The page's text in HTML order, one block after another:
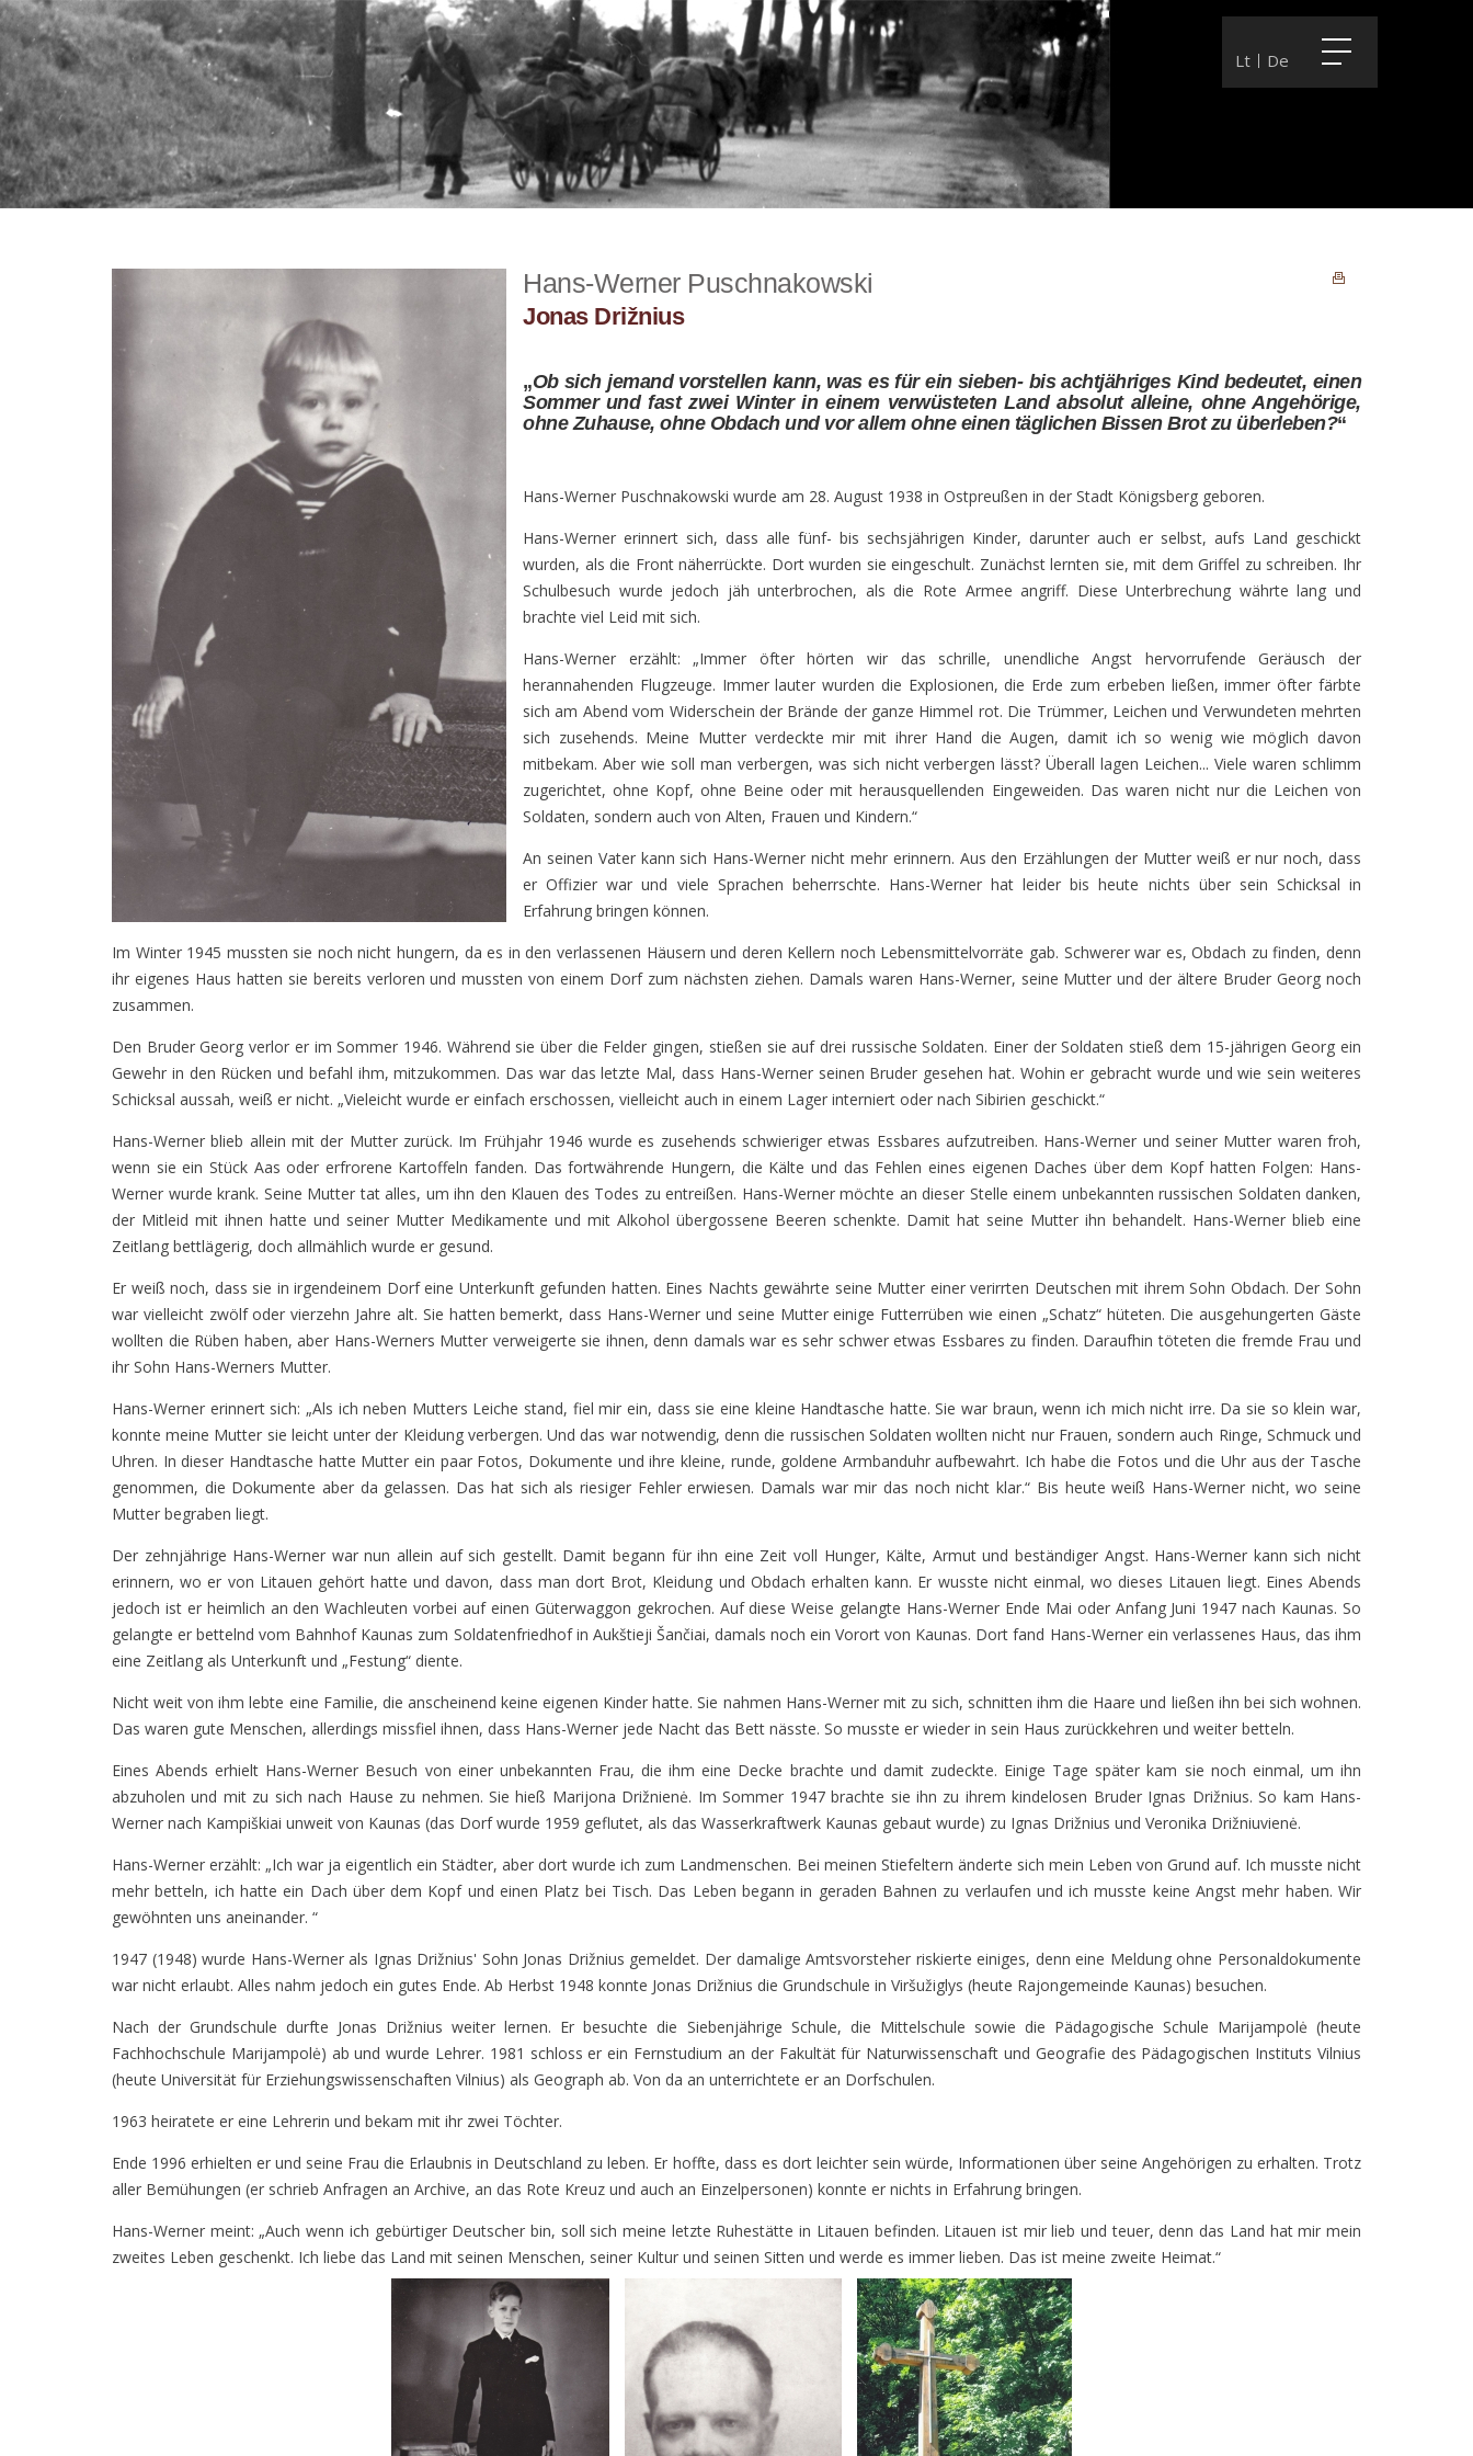
Lt De
Hans-Werner Puschnakowski
Jonas Drižnius
„Ob sich jemand vorstellen kann, was es für ein sieben- bis achtjähriges Kind bedeutet, einen
Sommer und fast zwei Winter in einem verwüsteten Land absolut alleine, ohne Angehörige,
ohne Zuhause, ohne Obdach und vor allem ohne einen täglichen Bissen Brot zu überleben?“
Hans-Werner Puschnakowski wurde am 28. August 1938 in Ostpreußen in der Stadt Königsberg geboren.
Hans-Werner erinnert sich, dass alle fünf- bis sechsjährigen Kinder, darunter auch er selbst, aufs Land geschickt
wurden, als die Front näherrückte. Dort wurden sie eingeschult. Zunächst lernten sie, mit dem Griffel zu schreiben. Ihr
Schulbesuch wurde jedoch jäh unterbrochen, als die Rote Armee angriff. Diese Unterbrechung währte lang und
brachte viel Leid mit sich.
Hans-Werner erzählt: „Immer öfter hörten wir das schrille, unendliche Angst hervorrufende Geräusch der
herannahenden Flugzeuge. Immer lauter wurden die Explosionen, die Erde zum erbeben ließen, immer öfter färbte
sich am Abend vom Widerschein der Brände der ganze Himmel rot. Die Trümmer, Leichen und Verwundeten mehrten
sich zusehends. Meine Mutter verdeckte mir mit ihrer Hand die Augen, damit ich so wenig wie möglich davon
mitbekam. Aber wie soll man verbergen, was sich nicht verbergen lässt? Überall lagen Leichen... Viele waren schlimm
zugerichtet, ohne Kopf, ohne Beine oder mit herausquellenden Eingeweiden. Das waren nicht nur die Leichen von
Soldaten, sondern auch von Alten, Frauen und Kindern.“
An seinen Vater kann sich Hans-Werner nicht mehr erinnern. Aus den Erzählungen der Mutter weiß er nur noch, dass
er Offizier war und viele Sprachen beherrschte. Hans-Werner hat leider bis heute nichts über sein Schicksal in
Erfahrung bringen können.
Im Winter 1945 mussten sie noch nicht hungern, da es in den verlassenen Häusern und deren Kellern noch Lebensmittelvorräte gab. Schwerer war es, Obdach zu finden, denn
ihr eigenes Haus hatten sie bereits verloren und mussten von einem Dorf zum nächsten ziehen. Damals waren Hans-Werner, seine Mutter und der ältere Bruder Georg noch
zusammen.
Den Bruder Georg verlor er im Sommer 1946. Während sie über die Felder gingen, stießen sie auf drei russische Soldaten. Einer der Soldaten stieß dem 15-jährigen Georg ein
Gewehr in den Rücken und befahl ihm, mitzukommen. Das war das letzte Mal, dass Hans-Werner seinen Bruder gesehen hat. Wohin er gebracht wurde und wie sein weiteres
Schicksal aussah, weiß er nicht. „Vieleicht wurde er einfach erschossen, vielleicht auch in einem Lager interniert oder nach Sibirien geschickt.“
Hans-Werner blieb allein mit der Mutter zurück. Im Frühjahr 1946 wurde es zusehends schwieriger etwas Essbares aufzutreiben. Hans-Werner und seiner Mutter waren froh,
wenn sie ein Stück Aas oder erfrorene Kartoffeln fanden. Das fortwährende Hungern, die Kälte und das Fehlen eines eigenen Daches über dem Kopf hatten Folgen: Hans-
Werner wurde krank. Seine Mutter tat alles, um ihn den Klauen des Todes zu entreißen. Hans-Werner möchte an dieser Stelle einem unbekannten russischen Soldaten danken,
der Mitleid mit ihnen hatte und seiner Mutter Medikamente und mit Alkohol übergossene Beeren schenkte. Damit hat seine Mutter ihn behandelt. Hans-Werner blieb eine
Zeitlang bettlägerig, doch allmählich wurde er gesund.
Er weiß noch, dass sie in irgendeinem Dorf eine Unterkunft gefunden hatten. Eines Nachts gewährte seine Mutter einer verirrten Deutschen mit ihrem Sohn Obdach. Der Sohn
war vielleicht zwölf oder vierzehn Jahre alt. Sie hatten bemerkt, dass Hans-Werner und seine Mutter einige Futterrüben wie einen „Schatz“ hüteten. Die ausgehungerten Gäste
wollten die Rüben haben, aber Hans-Werners Mutter verweigerte sie ihnen, denn damals war es sehr schwer etwas Essbares zu finden. Daraufhin töteten die fremde Frau und
ihr Sohn Hans-Werners Mutter.
Hans-Werner erinnert sich: „Als ich neben Mutters Leiche stand, fiel mir ein, dass sie eine kleine Handtasche hatte. Sie war braun, wenn ich mich nicht irre. Da sie so klein war,
konnte meine Mutter sie leicht unter der Kleidung verbergen. Und das war notwendig, denn die russischen Soldaten wollten nicht nur Frauen, sondern auch Ringe, Schmuck und
Uhren. In dieser Handtasche hatte Mutter ein paar Fotos, Dokumente und ihre kleine, runde, goldene Armbanduhr aufbewahrt. Ich habe die Fotos und die Uhr aus der Tasche
genommen, die Dokumente aber da gelassen. Das hat sich als riesiger Fehler erwiesen. Damals war mir das noch nicht klar.“ Bis heute weiß Hans-Werner nicht, wo seine
Mutter begraben liegt.
Der zehnjährige Hans-Werner war nun allein auf sich gestellt. Damit begann für ihn eine Zeit voll Hunger, Kälte, Armut und beständiger Angst. Hans-Werner kann sich nicht
erinnern, wo er von Litauen gehört hatte und davon, dass man dort Brot, Kleidung und Obdach erhalten kann. Er wusste nicht einmal, wo dieses Litauen liegt. Eines Abends
jedoch ist er heimlich an den Wachleuten vorbei auf einen Güterwaggon gekrochen. Auf diese Weise gelangte Hans-Werner Ende Mai oder Anfang Juni 1947 nach Kaunas. So
gelangte er bettelnd vom Bahnhof Kaunas zum Soldatenfriedhof in Aukštieji Šančiai, damals noch ein Vorort von Kaunas. Dort fand Hans-Werner ein verlassenes Haus, das ihm
eine Zeitlang als Unterkunft und „Festung“ diente.
Nicht weit von ihm lebte eine Familie, die anscheinend keine eigenen Kinder hatte. Sie nahmen Hans-Werner mit zu sich, schnitten ihm die Haare und ließen ihn bei sich wohnen.
Das waren gute Menschen, allerdings missfiel ihnen, dass Hans-Werner jede Nacht das Bett nässte. So musste er wieder in sein Haus zurückkehren und weiter betteln.
Eines Abends erhielt Hans-Werner Besuch von einer unbekannten Frau, die ihm eine Decke brachte und damit zudeckte. Einige Tage später kam sie noch einmal, um ihn
abzuholen und mit zu sich nach Hause zu nehmen. Sie hieß Marijona Drižnienė. Im Sommer 1947 brachte sie ihn zu ihrem kindelosen Bruder Ignas Drižnius. So kam Hans-
Werner nach Kampiškiai unweit von Kaunas (das Dorf wurde 1959 geflutet, als das Wasserkraftwerk Kaunas gebaut wurde) zu Ignas Drižnius und Veronika Drižniuvienė.
Hans-Werner erzählt: „Ich war ja eigentlich ein Städter, aber dort wurde ich zum Landmenschen. Bei meinen Stiefeltern änderte sich mein Leben von Grund auf. Ich musste nicht
mehr betteln, ich hatte ein Dach über dem Kopf und einen Platz bei Tisch. Das Leben begann in geraden Bahnen zu verlaufen und ich musste keine Angst mehr haben. Wir
gewöhnten uns aneinander. “
1947 (1948) wurde Hans-Werner als Ignas Drižnius' Sohn Jonas Drižnius gemeldet. Der damalige Amtsvorsteher riskierte einiges, denn eine Meldung ohne Personaldokumente
war nicht erlaubt. Alles nahm jedoch ein gutes Ende. Ab Herbst 1948 konnte Jonas Drižnius die Grundschule in Viršužiglys (heute Rajongemeinde Kaunas) besuchen.
Nach der Grundschule durfte Jonas Drižnius weiter lernen. Er besuchte die Siebenjährige Schule, die Mittelschule sowie die Pädagogische Schule Marijampolė (heute
Fachhochschule Marijampolė) ab und wurde Lehrer. 1981 schloss er ein Fernstudium an der Fakultät für Naturwissenschaft und Geografie des Pädagogischen Instituts Vilnius
(heute Universität für Erziehungswissenschaften Vilnius) als Geograph ab. Von da an unterrichtete er an Dorfschulen.
1963 heiratete er eine Lehrerin und bekam mit ihr zwei Töchter.
Ende 1996 erhielten er und seine Frau die Erlaubnis in Deutschland zu leben. Er hoffte, dass es dort leichter sein würde, Informationen über seine Angehörigen zu erhalten. Trotz
aller Bemühungen (er schrieb Anfragen an Archive, an das Rote Kreuz und auch an Einzelpersonen) konnte er nichts in Erfahrung bringen.
Hans-Werner meint: „Auch wenn ich gebürtiger Deutscher bin, soll sich meine letzte Ruhestätte in Litauen befinden. Litauen ist mir lieb und teuer, denn das Land hat mir mein
zweites Leben geschenkt. Ich liebe das Land mit seinen Menschen, seiner Kultur und seinen Sitten und werde es immer lieben. Das ist meine zweite Heimat.“